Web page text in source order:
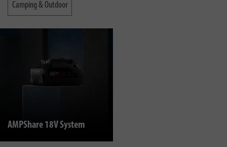
Camping & Outdoor
AMPShare 18V System